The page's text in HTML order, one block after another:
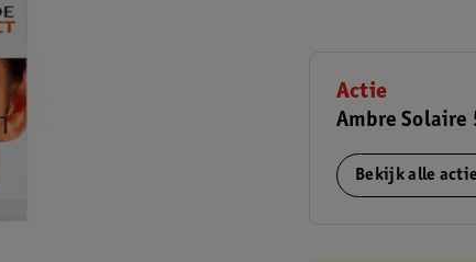
Actie
Ambre
Bekijk alle